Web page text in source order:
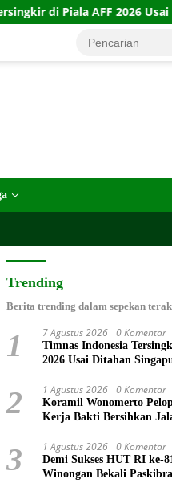
2026 Usai Ditahan Singapura
Trending
Berita trending dalam sepekan
1 7 Agustus 2026 0 Komentar
Timnas Indonesia
2026 Usai Ditahan
2 1 Agustus 2026 0 Komentar
Koramil Wonomerto
Kerja Bakti Bersihkan
3 1 Agustus 2026 0 Komentar
Demi Sukses HUT RI ke-
Winongan Bekali